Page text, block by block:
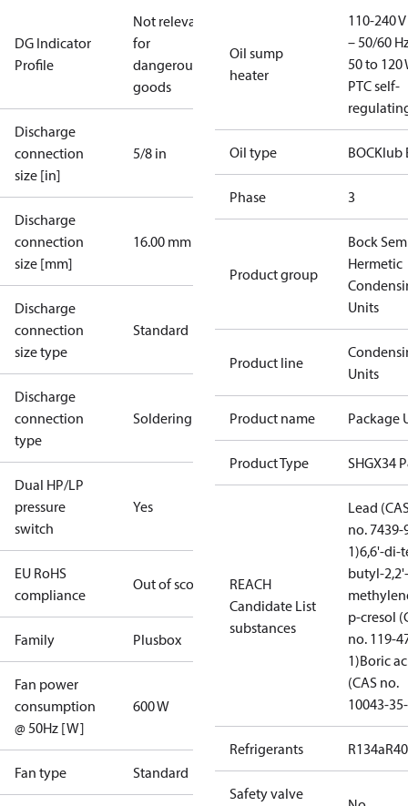
DG Indicator
Profile
Not relevant
for
dangerous
goods
Discharge
connection
size [in]
5/8 in
Discharge
connection
size [mm]
16.00 mm
Discharge
connection
size type
Standard
Discharge
connection
type
Soldering
Dual HP/LP
pressure
switch
Yes
EU RoHS
compliance
Out of scope
Family Plusbox
Fan power
consumption
@ 50Hz [W]
600 W
Fan type Standard
Oil sump
heater
110-240
– 50/60
50 to 120
PTC self-
Oil type BOCKlub
Phase 3
Product group
Bock
Hermetic
Units
Product line
Units
Product name Package
Product Type SHGX34
REACH
Candidate List
substances
Lead
no. 7439-
1)6,6'-di-
butyl-2,2'-
p-cresol
no. 119-
1)Boric
(CAS no.
10043-
Refrigerants R134a
Safety valve